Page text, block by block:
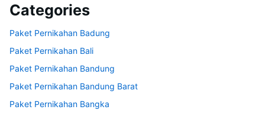
Categories
Paket Pernikahan Badung
Paket Pernikahan Bali
Paket Pernikahan Bandung
Paket Pernikahan Bandung Barat
Paket Pernikahan Bangka